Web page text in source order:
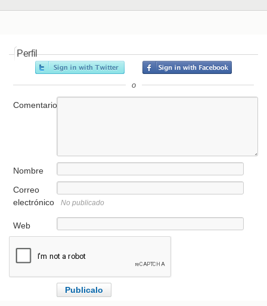
Perfil
o
Comentario
Nombre
Correo
electrónico
No publicado
Web